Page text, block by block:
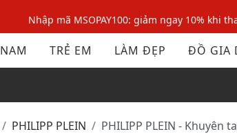
Nhập mã MSOPAY100: giảm ngay 10% khi
Nhập mã: MSOXINCHAO - Giảm 10% đơn
Nhập mã MSOPAY100: giảm ngay 10% khi
NAM TRẺ EM LÀM ĐẸP ĐỒ GIA
PHILIPP PLEIN PHILIPP PLEIN -